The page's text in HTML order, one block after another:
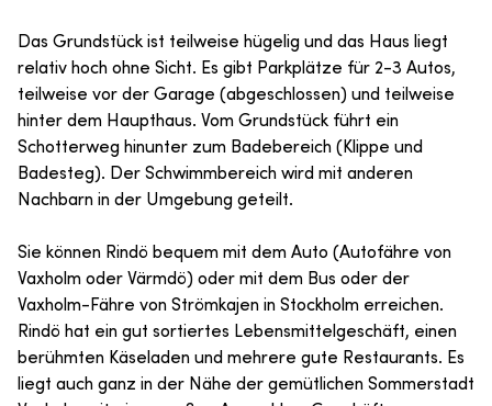
Das Grundstück ist teilweise hügelig und das Haus liegt
relativ hoch ohne Sicht. Es gibt Parkplätze für 2-3 Autos,
teilweise vor der Garage (abgeschlossen) und teilweise
hinter dem Haupthaus. Vom Grundstück führt ein
Schotterweg hinunter zum Badebereich (Klippe und
Badesteg). Der Schwimmbereich wird mit anderen
Nachbarn in der Umgebung geteilt.
Sie können Rindö bequem mit dem Auto (Autofähre von
Vaxholm oder Värmdö) oder mit dem Bus oder der
Vaxholm-Fähre von Strömkajen in Stockholm erreichen.
Rindö hat ein gut sortiertes Lebensmittelgeschäft, einen
berühmten Käseladen und mehrere gute Restaurants. Es
liegt auch ganz in der Nähe der gemütlichen Sommerstadt